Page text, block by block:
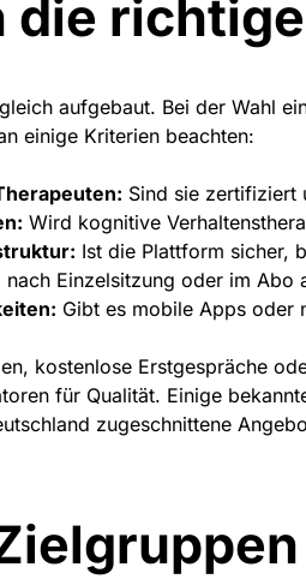
die
aufgebaut. Bei der Wahl
einige Kriterien beachten:
Sind sie zertifiziert
Wird kognitive
Ist die Plattform sicher,
nach Einzelsitzung oder im Abo
Gibt es mobile Apps oder
kostenlose Erstgespräche
für Qualität. Einige
zugeschnittene